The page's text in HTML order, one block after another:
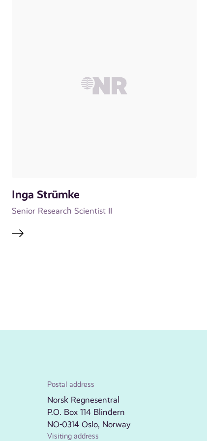
Inga Strümke
Senior Research Scientist II
Postal address
Norsk Regnesentral
P.O. Box 114 Blindern
NO-0314 Oslo, Norway
Visiting address